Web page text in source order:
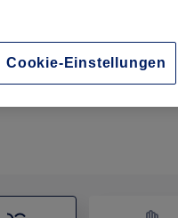
1 Std.Details
Cookie-Einstellungen